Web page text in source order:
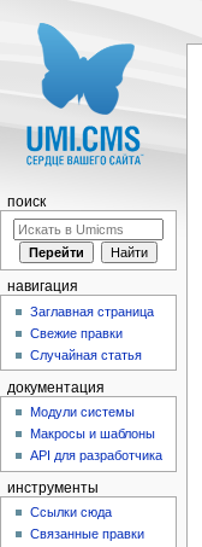
поиск
навигация
Заглавная страница
Свежие правки
Случайная статья
документация
Модули системы
Макросы и шаблоны
API для разработчика
инструменты
Ссылки сюда
Связанные правки